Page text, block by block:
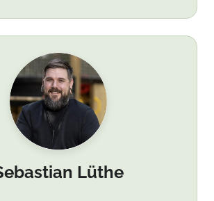
Lüthe